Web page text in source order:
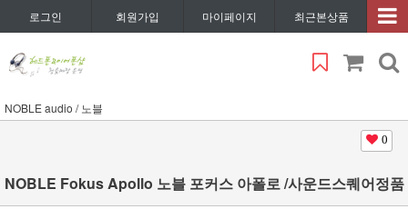
로그인 회원가입 마이페이지 최근본상품
NOBLE audio / 노블
0
NOBLE Fokus Apollo 노블 포커스 아폴로 /사운드스퀘어정품